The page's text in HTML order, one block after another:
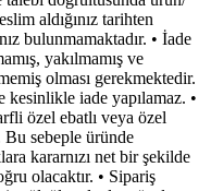
aldığınız tarihten
bulunmamaktadır. • İade
yakılmamış ve
olması gerekmektedir.
iade yapılamaz. •
özel ebatlı veya özel
sebeple üründe
kararnızı net bir şekilde
olacaktır. • Sipariş